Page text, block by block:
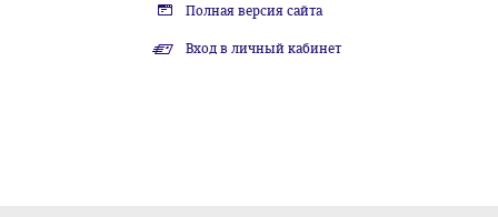
Полная версия сайта
Вход в личный кабинет